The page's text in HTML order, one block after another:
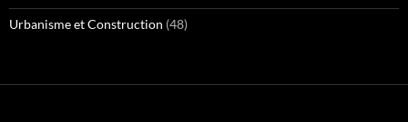
Urbanisme et Construction (48)